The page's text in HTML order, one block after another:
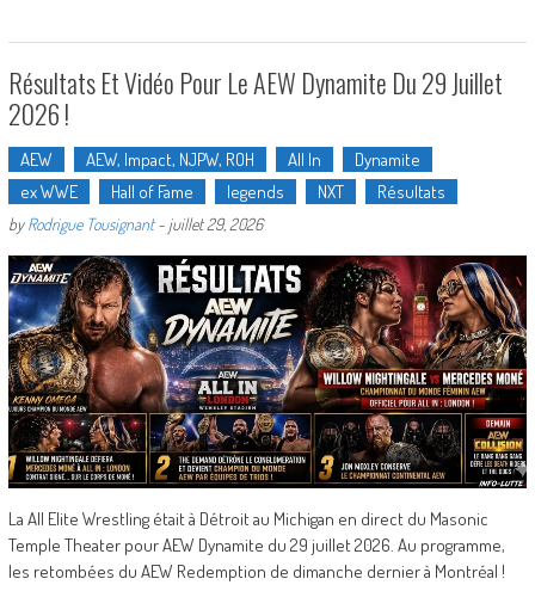
Résultats Et Vidéo Pour Le AEW Dynamite Du 29 Juillet
2026 !
AEW AEW, Impact, NJPW, ROH All In
Dynamite
ex WWE
Hall of Fame legends NXT Résultats
byRodrigue Tousignant- juillet 29, 2026
La All Elite Wrestling était à Détroit au Michigan en direct du Masonic
Temple Theater pour AEW Dynamite du 29 juillet 2026. Au programme,
les retombées du AEW Redemption de dimanche dernier à Montréal !